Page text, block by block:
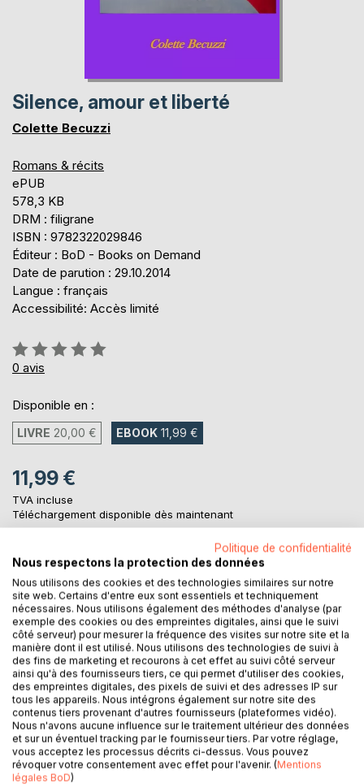
Silence, amour et liberté
Colette Becuzzi
Romans & récits
ePUB
578,3 KB
DRM : filigrane
ISBN : 9782322029846
Éditeur : BoD - Books on Demand
Date de parution : 29.10.2014
Langue : français
Accessibilité: Accès limité
Évaluation:
0%
0 avis
Disponible en :
LIVRE 20,00 € EBOOK 11,99 €
11,99 €
TVA incluse
Téléchargement disponible dès maintenant
AJOUTER AU PANIER
Ajouter à ma liste d'envies
Laisser un avis
DESCRIPTION
Politique de confidentialité
Nous respectons la protection des données
Nous utilisons des cookies et des technologies similaires sur notre
site web. Certains d'entre eux sont essentiels et techniquement
nécessaires. Nous utilisons également des méthodes d'analyse (par
exemple des cookies ou des empreintes digitales, ainsi que le suivi
côté serveur) pour mesurer la fréquence des visites sur notre site et la
manière dont il est utilisé. Nous utilisons des technologies de suivi à
des fins de marketing et recourons à cet effet au suivi côté serveur
ainsi qu'à des fournisseurs tiers, ce qui permet d'utiliser des cookies,
des empreintes digitales, des pixels de suivi et des adresses IP sur
tous les appareils. Nous intégrons également sur notre site des
contenus tiers provenant d'autres fournisseurs (plateformes vidéo).
Nous n'avons aucune influence sur le traitement ultérieur des données
et sur un éventuel tracking par le fournisseur tiers. Par votre réglage,
vous acceptez les processus décrits ci-dessus. Vous pouvez
révoquer votre consentement avec effet pour l'avenir. (Mentions
légales BoD)